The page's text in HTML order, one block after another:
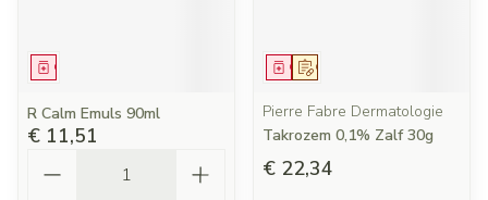
Geneesmiddel
R Calm Emuls 90ml
€ 11,51
Op voorschrift
Geneesmiddel
Pierre Fabre Dermatologie
Takrozem 0,1% Zalf 30g
€ 22,34